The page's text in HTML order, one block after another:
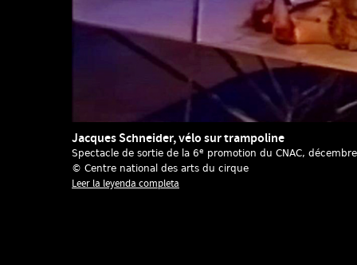
Jacques Schneider, vélo sur trampoline
Spectacle de sortie de la 6e promotion du CNAC,
© Centre national des arts du cirque
Leer la leyenda completa